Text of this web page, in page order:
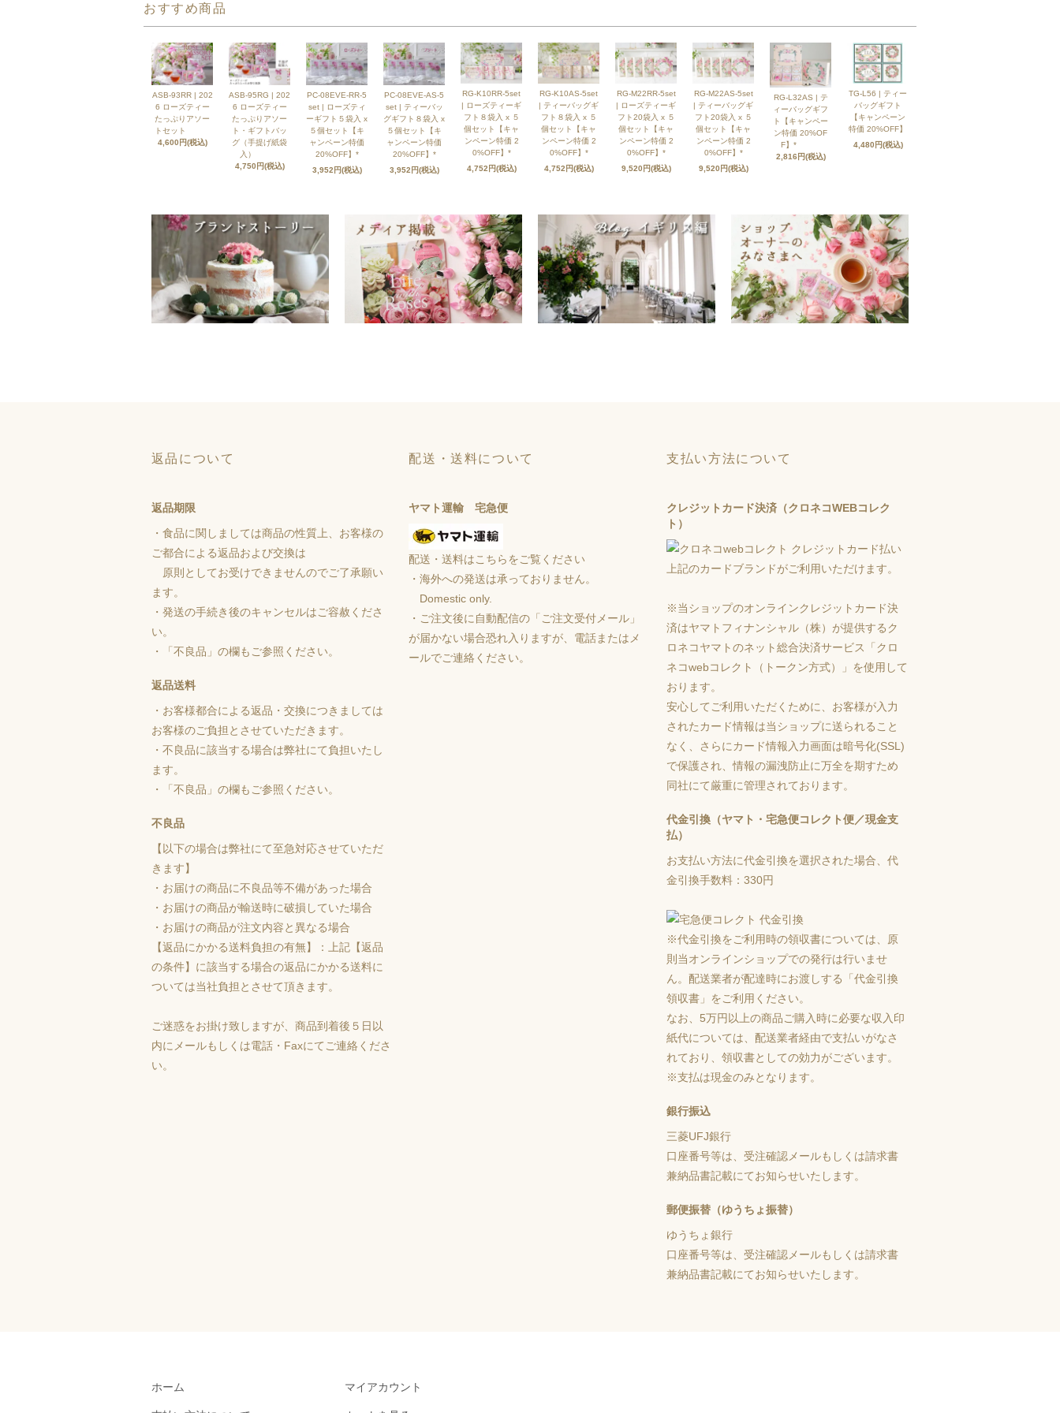
おすすめ商品
ASB-93RR | 202
6 ローズティー
たっぷりアソー
トセット
4,600円(税込)
ASB-95RG | 202
6 ローズティー
たっぷりアソー
ト・ギフトバッ
グ（手提げ紙袋
入）
4,750円(税込)
PC-08EVE-RR-5
set | ローズティ
ーギフト５袋入 x
５個セット【キ
ャンペーン特価
20%OFF】*
3,952円(税込)
PC-08EVE-AS-5
set | ティーバッ
グギフト８袋入 x
５個セット【キ
ャンペーン特価
20%OFF】*
3,952円(税込)
RG-K10RR-5set
| ローズティーギ
フト８袋入 x ５
個セット【キャ
ンペーン特価 2
0%OFF】*
4,752円(税込)
RG-K10AS-5set
| ティーバッグギ
フト８袋入 x ５
個セット【キャ
ンペーン特価 2
0%OFF】*
4,752円(税込)
RG-M22RR-5set
| ローズティーギ
フト20袋入 x ５
個セット【キャ
ンペーン特価 2
0%OFF】*
9,520円(税込)
RG-M22AS-5set
| ティーバッグギ
フト20袋入 x ５
個セット【キャ
ンペーン特価 2
0%OFF】*
9,520円(税込)
RG-L32AS | テ
ィーバッグギフ
ト【キャンペー
ン特価 20%OF
F】*
2,816円(税込)
TG-L56 | ティー
バッグギフト
【キャンペーン
特価 20%OFF】
4,480円(税込)
返品について
返品期限
・食品に関しましては商品の性質上、お客様の
ご都合による返品および交換は
原則としてお受けできませんのでご了承願い
ます。
・発送の手続き後のキャンセルはご容赦くださ
い。
・「不良品」の欄もご参照ください。
返品送料
・お客様都合による返品・交換につきましては
お客様のご負担とさせていただきます。
・不良品に該当する場合は弊社にて負担いたし
ます。
・「不良品」の欄もご参照ください。
不良品
【以下の場合は弊社にて至急対応させていただ
きます】
・お届けの商品に不良品等不備があった場合
・お届けの商品が輸送時に破損していた場合
・お届けの商品が注文内容と異なる場合
【返品にかかる送料負担の有無】：上記【返品
の条件】に該当する場合の返品にかかる送料に
ついては当社負担とさせて頂きます。
ご迷惑をお掛け致しますが、商品到着後５日以
内にメールもしくは電話・Faxにてご連絡くださ
い。
配送・送料について
ヤマト運輸 宅急便
配送・送料はこちらをご覧ください
・海外への発送は承っておりません。
Domestic only.
・ご注文後に自動配信の「ご注文受付メール」
が届かない場合恐れ入りますが、電話またはメ
ールでご連絡ください。
支払い方法について
クレジットカード決済（クロネコWEBコレク
ト）
上記のカードブランドがご利用いただけます。
※当ショップのオンラインクレジットカード決
済はヤマトフィナンシャル（株）が提供するク
ロネコヤマトのネット総合決済サービス「クロ
ネコwebコレクト（トークン方式）」を使用して
おります。
安心してご利用いただくために、お客様が入力
されたカード情報は当ショップに送られること
なく、さらにカード情報入力画面は暗号化(SSL)
で保護され、情報の漏洩防止に万全を期すため
同社にて厳重に管理されております。
代金引換（ヤマト・宅急便コレクト便／現金支
払）
お支払い方法に代金引換を選択された場合、代
金引換手数料：330円
※代金引換をご利用時の領収書については、原
則当オンラインショップでの発行は行いませ
ん。配送業者が配達時にお渡しする「代金引換
領収書」をご利用ください。
なお、5万円以上の商品ご購入時に必要な収入印
紙代については、配送業者経由で支払いがなさ
れており、領収書としての効力がございます。
※支払は現金のみとなります。
銀行振込
三菱UFJ銀行
口座番号等は、受注確認メールもしくは請求書
兼納品書記載にてお知らせいたします。
郵便振替（ゆうちょ振替）
ゆうちょ銀行
口座番号等は、受注確認メールもしくは請求書
兼納品書記載にてお知らせいたします。
ホーム マイアカウント